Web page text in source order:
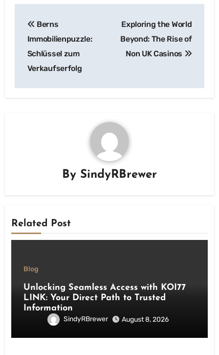
navigation
Berns
Immobilienpuzzle:
Schlüssel zum
Verkaufserfolg
Exploring the World
Beyond: The Rise of
Non UK Casinos
By SindyRBrewer
Related Post
Blog
Unlocking Seamless Access with KOI77
LINK: Your Direct Path to Trusted
Information
SindyRBrewer August 8, 2026